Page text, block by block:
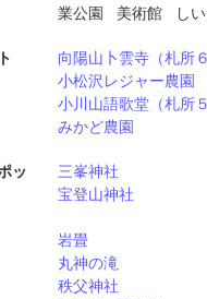
業公園 美術館 し
向陽山卜雲寺（札所６
小松沢レジャー農園
小川山語歌堂（札所５
みかど農園
ッ
三峯神社
宝登山神社
岩畳
丸神の滝
秩父神社